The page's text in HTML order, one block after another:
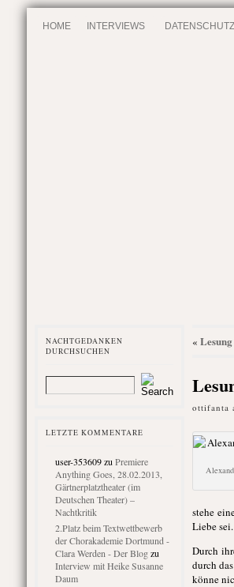
HOME INTERVIEWS DATENSCHUTZ
NACHTGEDANKEN
DURCHSUCHEN
LETZTE KOMMENTARE
user-353609zu Premiere
Anything Goes, 28.02.2013,
Gärtnerplatztheater (im
Deutschen Theater) –
Nachtkritik
2.Platz beim Textwettbewerb
der Chorakademie Dortmund -
Clara Werden - Der Blogzu
Interview mit Heike Susanne
Daum
«
ottifanta
stehe
Liebe
Durch
durch
könne